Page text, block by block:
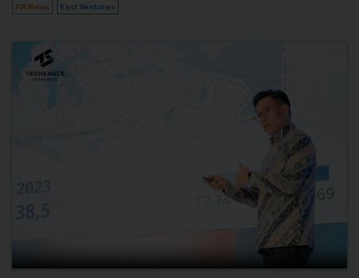
PR News East Ventures